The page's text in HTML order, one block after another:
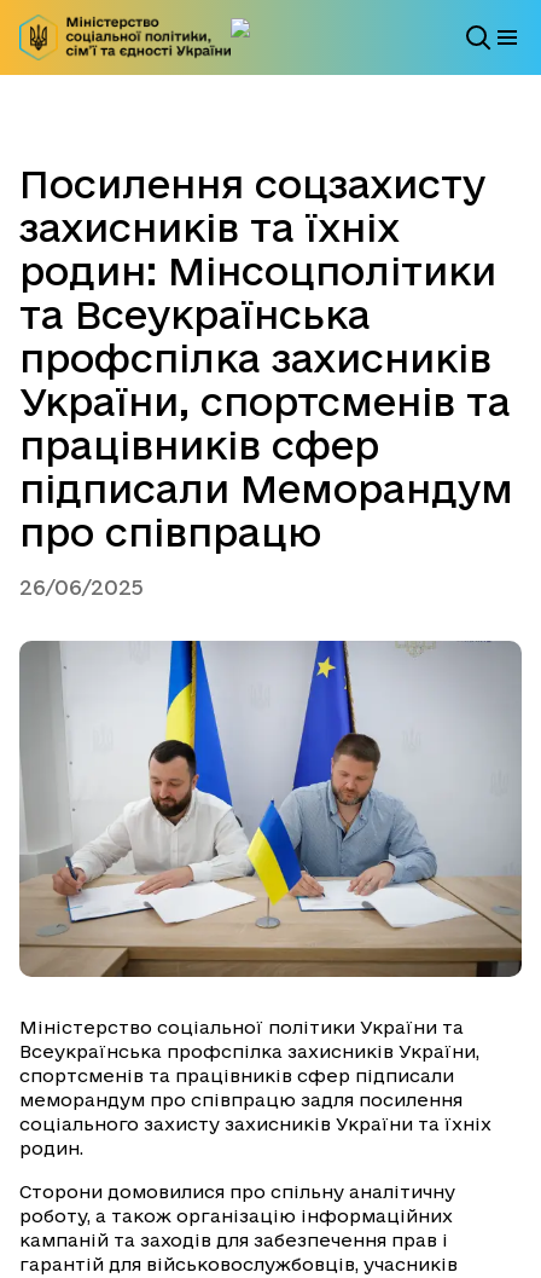
Посилення соцзахисту
захисників та їхніх
родин: Мінсоцполітики
та Всеукраїнська
профспілка захисників
України, спортсменів та
працівників сфер
підписали Меморандум
про співпрацю
26/06/2025
Міністерство соціальної політики України та
Всеукраїнська профспілка захисників України,
спортсменів та працівників сфер підписали
меморандум про співпрацю задля посилення
соціального захисту захисників України та їхніх
родин.
Сторони домовилися про спільну аналітичну
роботу, а також організацію інформаційних
кампаній та заходів для забезпечення прав і
гарантій для військовослужбовців, учасників